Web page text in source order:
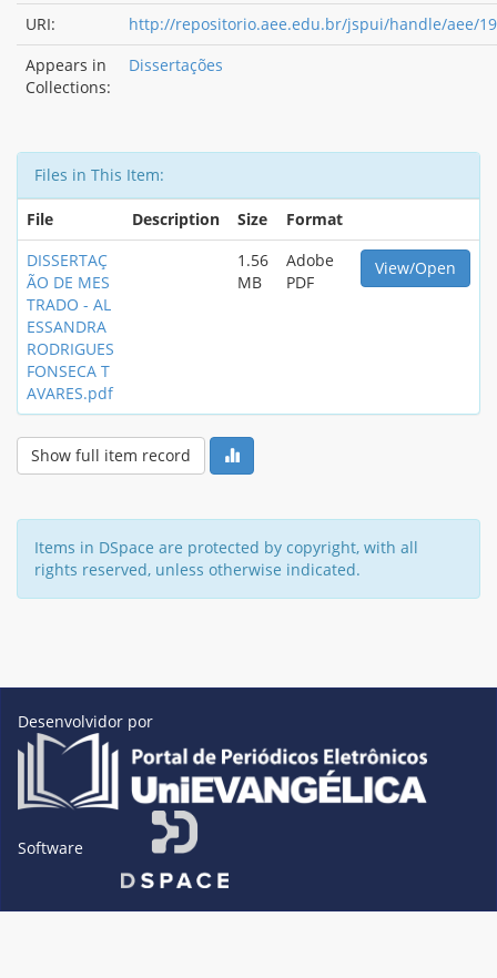
URI:
http://repositorio.aee.edu.br/jspui/handle/aee/
Appears in
Collections:
Dissertações
Files in This Item:
File Description Size
Format
DISSERTAÇ
ÃO DE MES
TRADO - AL
ESSANDRA
RODRIGUES
FONSECA T
AVARES.pdf
1.56
MB
Adobe
PDF
View/Open
Show full item record
Items in DSpace are protected by copyright, with all
rights reserved, unless otherwise indicated.
Desenvolvidor por
Software